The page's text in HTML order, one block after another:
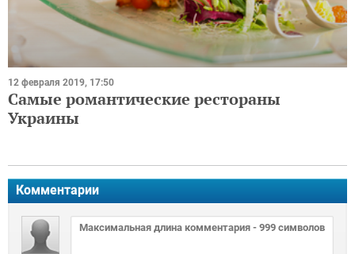
12 февраля 2019, 17:50
Самые романтические рестораны
Украины
Комментарии